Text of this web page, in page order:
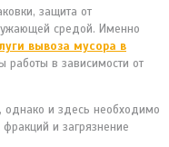
защита от
средой. Именно
вывоза мусора в
работы в зависимости от
однако и здесь необходимо
и загрязнение